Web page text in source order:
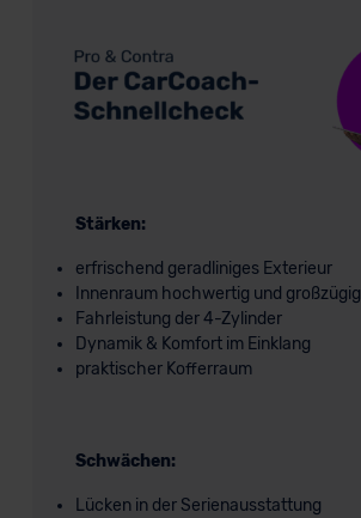
Stärken:
erfrischend geradliniges Exterieur
Innenraum hochwertig und großzügig
Fahrleistung der 4-Zylinder
Dynamik & Komfort im Einklang
praktischer Kofferraum
Schwächen:
Lücken in der Serienausstattung